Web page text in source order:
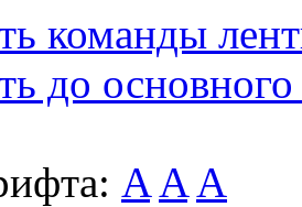
команды
до основного
A A A